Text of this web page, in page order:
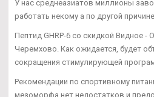
У нас среднеазиатов миллионы
работать некому а по другой причине.
Пептид GHRP-6 со скидкой Видное -
Черемхово. Как ожидается, будет
сокращения стимулирующей
Рекомендации по спортивному
мезоморфа нет недостатков и